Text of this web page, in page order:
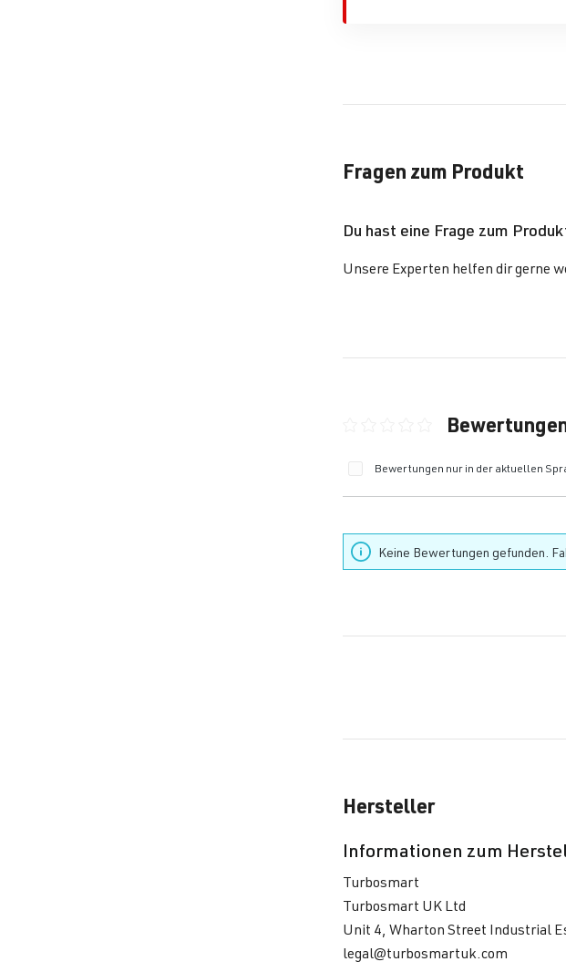
Fragen zum Produkt
Du hast eine Frage zum
Unsere Experten helfen dir gerne
Bewertungen nur in der aktuellen
Keine Bewertungen gefunden.
Hersteller
Informationen zum
Turbosmart
Turbosmart UK Ltd
Unit 4, Wharton Street Industrial
legal@turbosmartuk.com